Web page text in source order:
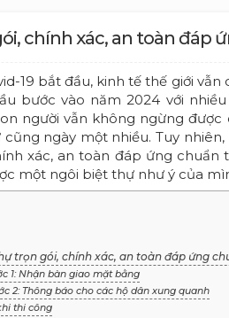
chính xác, an toàn đáp
19 bắt đầu, kinh tế thế giới
bước vào năm 2024 với
người vẫn không ngừng
ngày một nhiều. Tuy
xác, an toàn đáp ứng chuẩn
một ngôi biệt thự như ý của
trọn gói, chính xác, an toàn đáp ứng
1: Nhận bàn giao mặt bằng
2: Thông báo cho các hộ dân xung quanh
thi công